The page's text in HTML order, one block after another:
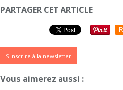
PARTAGER CET ARTICLE
S'inscrire à la newsletter
Vous aimerez aussi :